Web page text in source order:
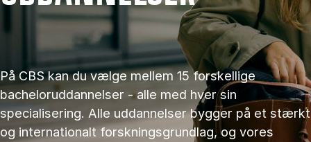
På CBS kan du vælge mellem 15 forskellige
bacheloruddannelser - alle med hver sin
specialisering. Alle uddannelser bygger på et stærkt
og internationalt forskningsgrundlag, og vores